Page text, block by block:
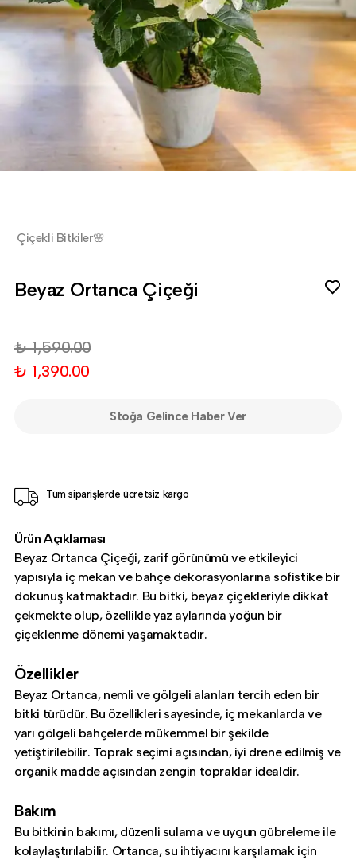
Çiçekli Bitkiler🌸
Beyaz Ortanca Çiçeği
₺ 1,590.00
₺ 1,390.00
Stoğa Gelince Haber Ver
Tüm siparişlerde ücretsiz kargo
Ürün Açıklaması
Beyaz Ortanca Çiçeği, zarif görünümü ve etkileyici
yapısıyla iç mekan ve bahçe dekorasyonlarına sofistike bir
dokunuş katmaktadır. Bu bitki, beyaz çiçekleriyle dikkat
çekmekte olup, özellikle yaz aylarında yoğun bir
çiçeklenme dönemi yaşamaktadır.
Özellikler
Beyaz Ortanca, nemli ve gölgeli alanları tercih eden bir
bitki türüdür. Bu özellikleri sayesinde, iç mekanlarda ve
yarı gölgeli bahçelerde mükemmel bir şekilde
yetiştirilebilir. Toprak seçimi açısından, iyi drene edilmiş ve
organik madde açısından zengin topraklar idealdir.
Bakım
Bu bitkinin bakımı, düzenli sulama ve uygun gübreleme ile
kolaylaştırılabilir. Ortanca, su ihtiyacını karşılamak için